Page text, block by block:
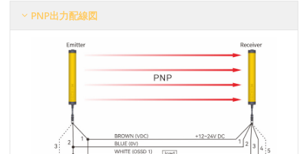
PNP出力配線図